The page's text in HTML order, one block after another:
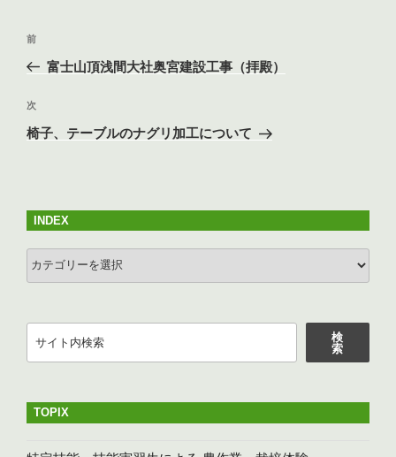
投
ナ
ビ
ゲ
ン
前
の
稿
前
富士山頂浅間大社奥宮建設工事（拝殿）
次
の
次
椅子、テーブルのナグリ加工について
INDEX
INDEX
検
索
TOPIX